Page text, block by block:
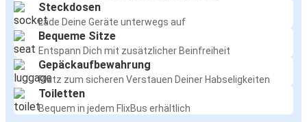
Steckdosen
Lade Deine Geräte unterwegs auf
Bequeme Sitze
Entspann Dich mit zusätzlicher Beinfreiheit
Gepäckaufbewahrung
Platz zum sicheren Verstauen Deiner Habseligkeiten
Toiletten
Bequem in jedem FlixBus erhältlich